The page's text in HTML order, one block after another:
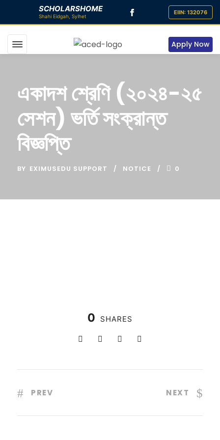
SCHOLARSHOME
Apply Now
একাদশ শ্রেণি (২০২৪-২৫
সেশন) ভর্তি সংক্রান্ত
বিজ্ঞপ্তি
BY EXIMUSEDU SUPPORT NOTICE 0
0 SHARES
PREV NEXT